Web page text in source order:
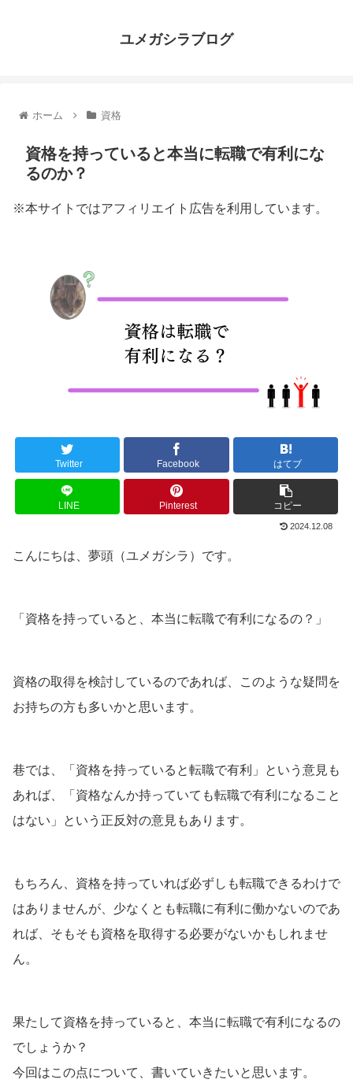
ユメガシラブログ
ホーム 資格
資格を持っていると本当に転職で有利にな
るのか？
※本サイトではアフィリエイト広告を利用しています。
Twitter Facebook はてブ
LINE Pinterest コピー
2024.12.08
こんにちは、夢頭（ユメガシラ）です。
「資格を持っていると、本当に転職で有利になるの？」
資格の取得を検討しているのであれば、このような疑問を
お持ちの方も多いかと思います。
巷では、「資格を持っていると転職で有利」という意見も
あれば、「資格なんか持っていても転職で有利になること
はない」という正反対の意見もあります。
もちろん、資格を持っていれば必ずしも転職できるわけで
はありませんが、少なくとも転職に有利に働かないのであ
れば、そもそも資格を取得する必要がないかもしれませ
ん。
果たして資格を持っていると、本当に転職で有利になるの
でしょうか？
今回はこの点について、書いていきたいと思います。